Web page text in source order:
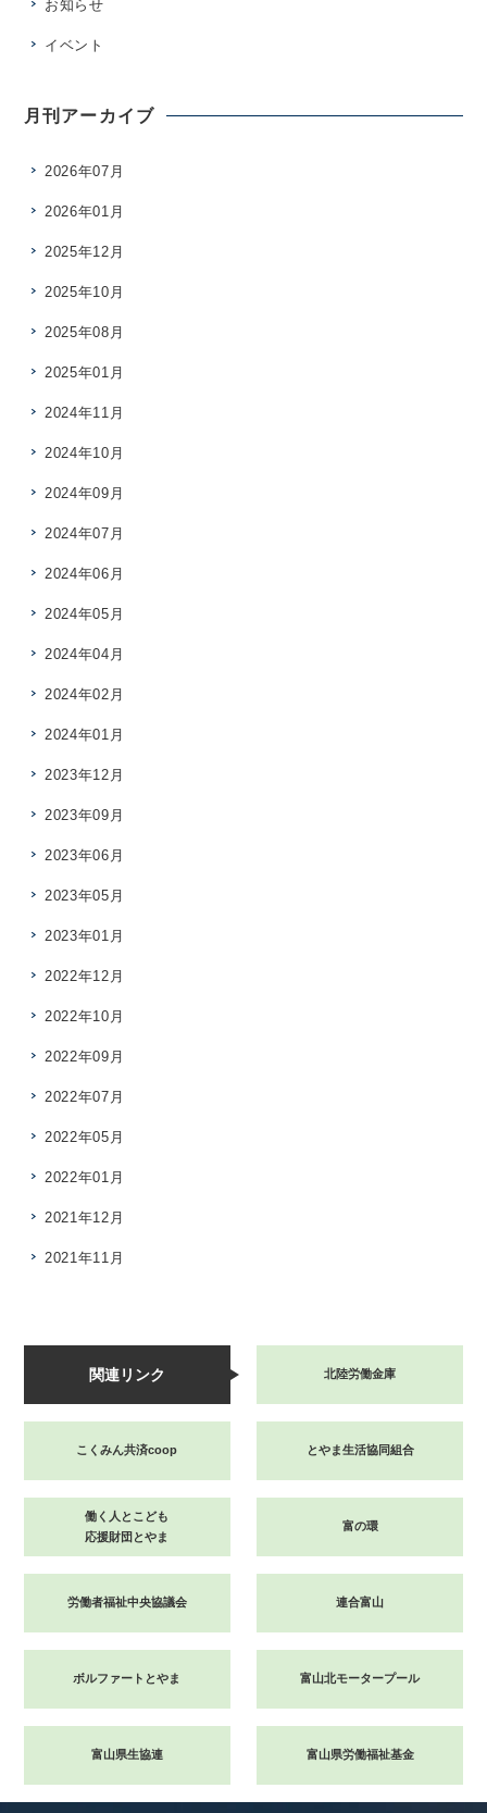
お知らせ
イベント
月刊アーカイブ
2026年07月
2026年01月
2025年12月
2025年10月
2025年08月
2025年01月
2024年11月
2024年10月
2024年09月
2024年07月
2024年06月
2024年05月
2024年04月
2024年02月
2024年01月
2023年12月
2023年09月
2023年06月
2023年05月
2023年01月
2022年12月
2022年10月
2022年09月
2022年07月
2022年05月
2022年01月
2021年12月
2021年11月
関連リンク 北陸労働金庫
こくみん共済coop とやま生活協同組合
働く人とこども
応援財団とやま
富の環
労働者福祉中央協議会 連合富山
ボルファートとやま 富山北モータープール
富山県生協連 富山県労働福祉基金